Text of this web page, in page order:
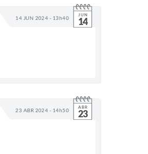
14 JUN 2024 - 13h40 JUN
14
23 ABR 2024 - 14h50 ABR
23